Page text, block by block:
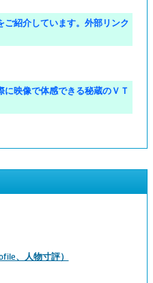
紹介しています。外部リンク
に映像で体感できる秘蔵のＶＴ
、人物寸評）